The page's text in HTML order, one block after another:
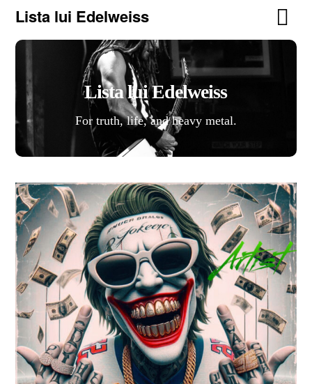
Lista lui Edelweiss
Lista lui Edelweiss
For truth, life, and heavy metal.